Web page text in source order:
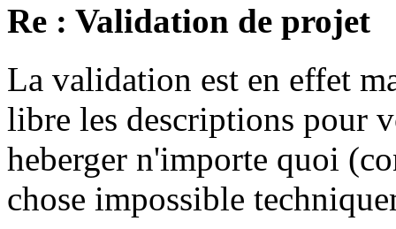
Re : Validation de projet
La validation est en effet
libre les descriptions pour
heberger n'importe quoi
chose impossible